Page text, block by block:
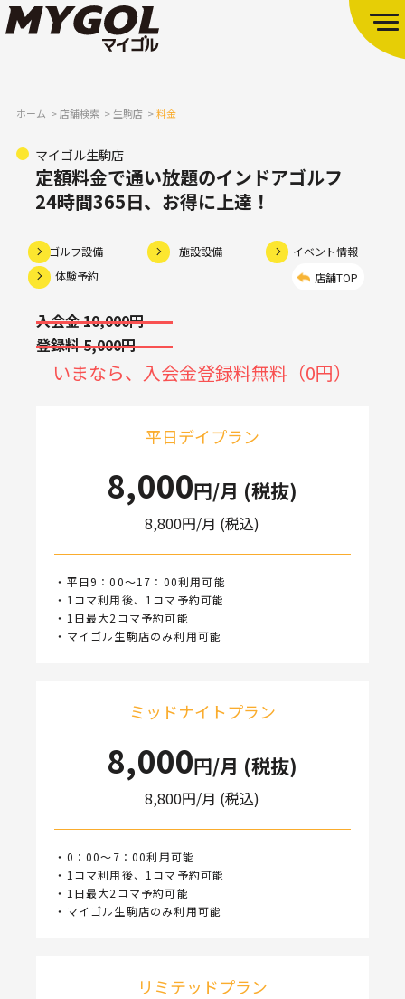
ホーム 店舗検索 生駒店 料金
マイゴル生駒店
定額料金で通い放題のインドアゴルフ
24時間365日、お得に上達！
ゴルフ設備 施設設備
イベント情報
体験予約
店舗TOP
入会金 10,000円
登録料 5,000円
いまなら、入会金登録料無料（0円）
平日デイプラン
8,000円/月 (税抜)
8,800円/月 (税込)
・平日9：00～17：00利用可能
・1コマ利用後、1コマ予約可能
・1日最大2コマ予約可能
・マイゴル生駒店のみ利用可能
ミッドナイトプラン
8,000円/月 (税抜)
8,800円/月 (税込)
・0：00～7：00利用可能
・1コマ利用後、1コマ予約可能
・1日最大2コマ予約可能
・マイゴル生駒店のみ利用可能
リミテッドプラン